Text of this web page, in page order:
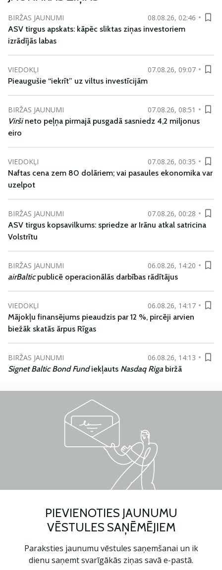
BIRŽAS JAUNUMI
08.08.26, 02:46
ASV tirgus apskats: kāpēc sliktas ziņas investoriem
izrādījās labas
VIEDOKĻI
07.08.26, 09:07
Pieaugušie “iekrīt” uz viltus investīcijām
BIRŽAS JAUNUMI
07.08.26, 08:51
Viršineto peļņa pirmajā pusgadā sasniedz 4,2 miljonus
eiro
VIEDOKĻI
07.08.26, 00:35
Naftas cena zem 80 dolāriem; vai pasaules ekonomika var
uzelpot
BIRŽAS JAUNUMI
07.08.26, 00:28
ASV tirgus kopsavilkums: spriedze ar Irānu atkal satricina
Volstrītu
BIRŽAS JAUNUMI
06.08.26, 14:20
airBalticpublicē operacionālās darbības rādītājus
VIEDOKĻI
06.08.26, 14:17
Mājokļu finansējums pieaudzis par 12 %, pircēji arvien
biežāk skatās ārpus Rīgas
BIRŽAS JAUNUMI
06.08.26, 14:13
Signet Baltic Bond Fundiekļauts Nasdaq Riga biržā
PIEVIENOTIES JAUNUMU
VĒSTULES SAŅĒMĒJIEM
Paraksties jaunumu vēstules saņemšanai un ik
dienu saņemt svarīgākās ziņas savā e-pastā.